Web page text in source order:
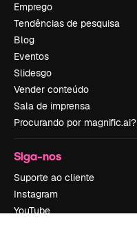
Emprego
Tendências de pesquisa
Blog
Eventos
Slidesgo
Vender conteúdo
Sala de imprensa
Procurando por magnific.ai?
Siga-nos
Suporte ao cliente
Instagram
YouTube